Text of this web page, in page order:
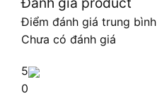
Điểm đánh giá trung bình
Chưa có đánh giá
5
0